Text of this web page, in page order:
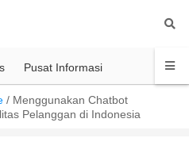
Pusat Informasi
/ Menggunakan Chatbot
Pelanggan di Indonesia